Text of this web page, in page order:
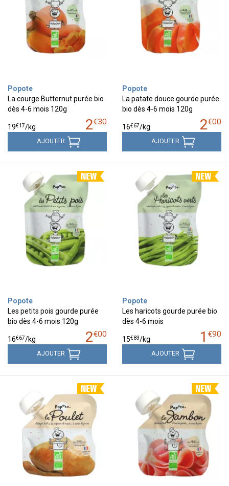
Popote
La courge Butternut purée bio
dès 4-6 mois 120g
2€30
19€17/kg
AJOUTER
Popote
La patate douce gourde purée
bio dès 4-6 mois 120g
2€00
16€67/kg
AJOUTER
Popote
Les petits pois gourde purée
bio dès 4-6 mois 120g
2€00
16€67/kg
AJOUTER
Popote
Les haricots gourde purée bio
dès 4-6 mois
1 €90
15€83/kg
AJOUTER